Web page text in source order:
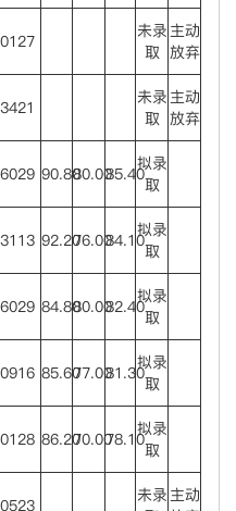
0127
未录
取
主动
放弃
3421
未录
取
主动
放弃
6029 90.8080.0085.40拟录
取
3113 92.2076.0084.10拟录
取
6029 84.8080.0082.40拟录
取
0916 85.6077.0081.30拟录
取
0128 86.2070.0078.10拟录
取
0523
未录主动